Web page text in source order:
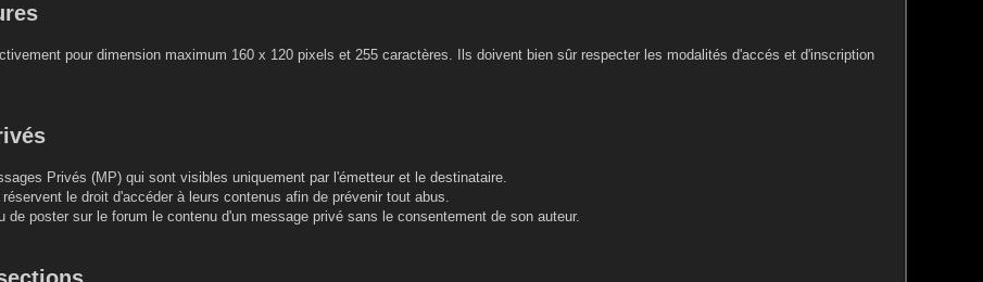
pour dimension maximum 160 x 120 pixels et 255 caractères. Ils doivent bien sûr respecter les modalités d'accés et d'inscription
Privés (MP) qui sont visibles uniquement par l'émetteur et le destinataire.
le droit d'accéder à leurs contenus afin de prévenir tout abus.
de poster sur le forum le contenu d'un message privé sans le consentement de son auteur.